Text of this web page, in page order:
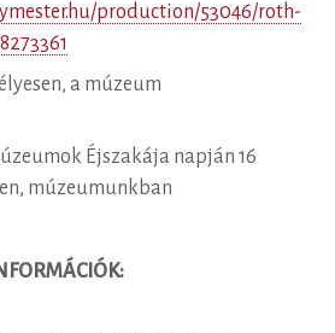
production/53046/roth-
a múzeum
Éjszakája napján 16
múzeumunkban